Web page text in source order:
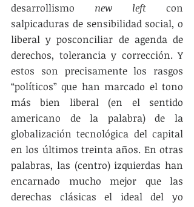
desarrollismo new left con
salpicaduras de sensibilidad social, o
liberal y posconciliar de agenda de
derechos, tolerancia y corrección. Y
estos son precisamente los rasgos
“políticos” que han marcado el tono
más bien liberal (en el sentido
americano de la palabra) de la
globalización tecnológica del capital
en los últimos treinta años. En otras
palabras, las (centro) izquierdas han
encarnado mucho mejor que las
derechas clásicas el ideal del yo